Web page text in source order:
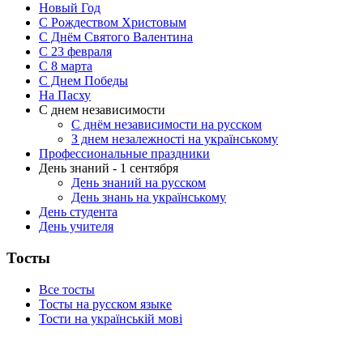
Новый Год
С Рождеством Христовым
С Днём Святого Валентина
С 23 февраля
C 8 марта
С Днем Победы
На Пасху
С днем независимости
С днём независимости на русском
З днем незалежності на українському
Профессиональные праздники
День знаний - 1 сентября
День знаний на русском
День знань на українському
День студента
День учителя
Тосты
Все тосты
Тосты на русском языке
Тости на українській мові